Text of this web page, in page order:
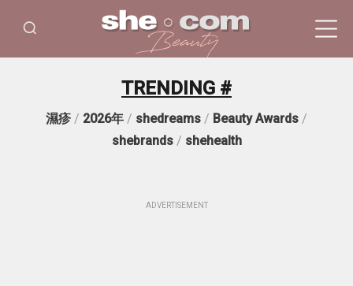
TRENDING #
濕疹 / 2026年 / shedreams / Beauty Awards /
shebrands/ shehealth
ADVERTISEMENT